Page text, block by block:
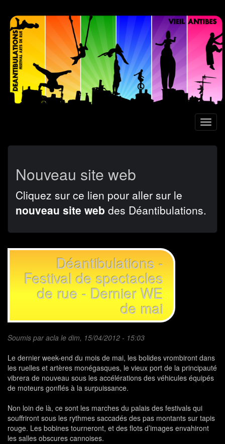
Aller
contenu
principal
Nouveau site web
Cliquez sur ce lien pour aller sur le
nouveau site web des Déantibulations.
Déantibulations -
Festival de spectacles
de rue - Dernier WE
de mai
Soumis paracla le dim, 15/04/2012 - 15:03
Le dernier week-end du mois de mai, les bolides vrombiront dans
les ruelles et artères monégasques, le vieux port de la principauté
vibrera de nouveau sous les accélérations des véhicules équipés
de moteurs gonflés à la surpuissance.
Non loin de là, ce sont les marches du palais des festivals qui
souffriront sous les rythmes saccadés des pas montants sur tapis
rouge. Les bobines tourneront, et des flots d’images envahiront
les salles obscures cannoises.